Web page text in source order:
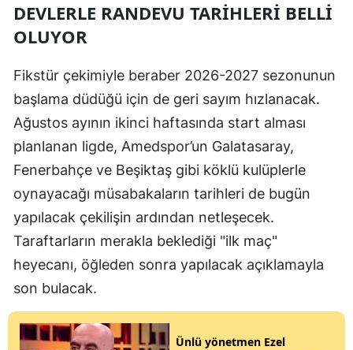
DEVLERLE RANDEVU TARIHLERI BELLI
OLUYOR
Fikstür çekimiyle beraber 2026-2027 sezonunun
başlama düdüğü için de geri sayım hızlanacak.
Ağustos ayının ikinci haftasında start alması
planlanan ligde, Amedspor’un Galatasaray,
Fenerbahçe ve Beşiktaş gibi köklü kulüplerle
oynayacağı müsabakaların tarihleri de bugün
yapılacak çekilişin ardından netleşecek.
Taraftarların merakla beklediği "ilk maç"
heyecanı, öğleden sonra yapılacak açıklamayla
son bulacak.
Ünlü yönetmen Ezel